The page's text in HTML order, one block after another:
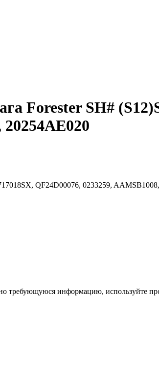
Forester SH#
QF24D00076, 0233259,
требующуюся информацию, используйте